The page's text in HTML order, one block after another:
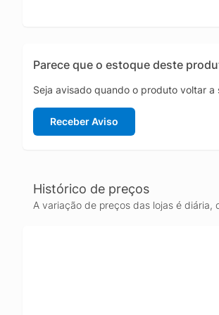
Parece que o estoque deste
Seja avisado quando o produto voltar a
Receber Aviso
Histórico de preços
A variação de preços das lojas é diária,